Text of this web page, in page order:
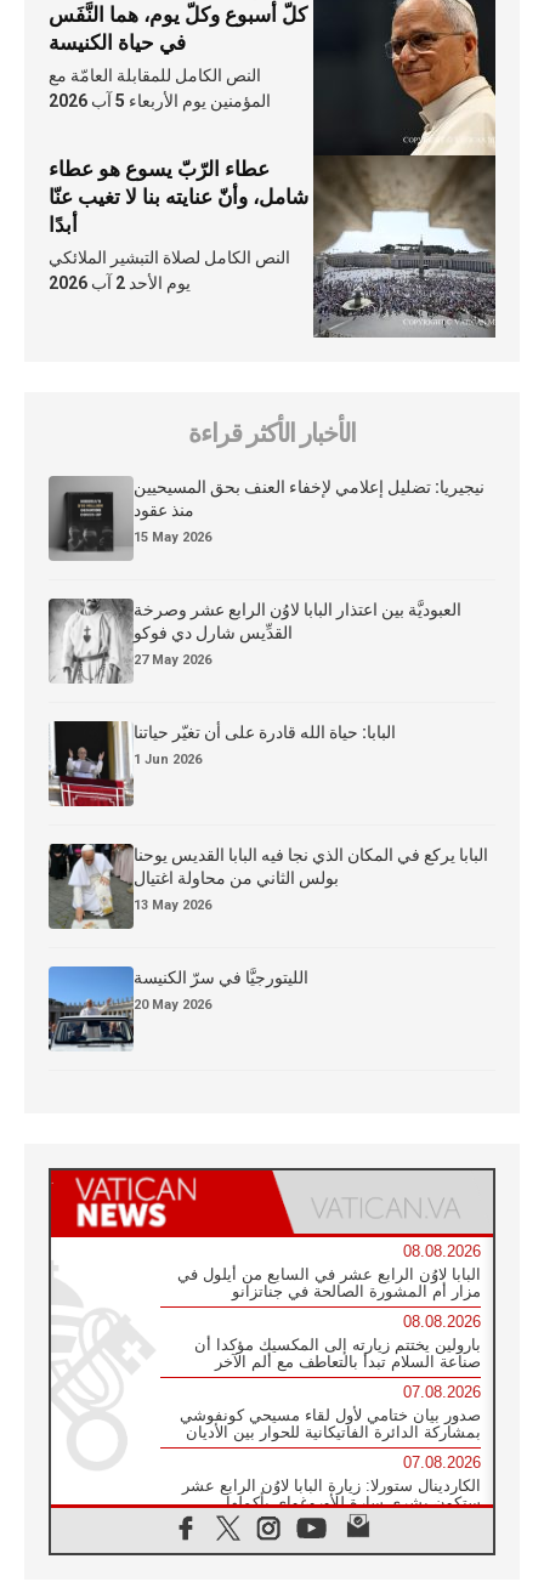
كلّ أسبوع وكلّ يوم، هما النَّفَس
في حياة الكنيسة
النص الكامل للمقابلة العامّة مع
المؤمنين يوم الأربعاء 5 آب 2026
عطاء الرّبّ يسوع هو عطاء
شامل، وأنّ عنايته بنا لا تغيب عنّا
أبدًا
النص الكامل لصلاة التبشير الملائكي
يوم الأحد 2 آب 2026
الأخبار الأكثر قراءة
نيجيريا: تضليل إعلامي لإخفاء العنف بحق المسيحيين
منذ عقود
15 May 2026
العبوديَّة بين اعتذار البابا لاوُن الرابع عشر وصرخة
القدِّيس شارل دي فوكو
27 May 2026
البابا: حياة الله قادرة على أن تغيّر حياتنا
1 Jun 2026
البابا يركع في المكان الذي نجا فيه البابا القديس يوحنا
بولس الثاني من محاولة اغتيال
13 May 2026
الليتورجيَّا في سرّ الكنيسة
20 May 2026
08.08.2026
البابا لاوُن الرابع عشر في السابع من أيلول في
مزار أم المشورة الصالحة في جناتزانو
08.08.2026
بارولين يختتم زيارته إلى المكسيك مؤكدا أن
صناعة السلام تبدأ بالتعاطف مع ألم الآخر
07.08.2026
صدور بيان ختامي لأول لقاء مسيحي كونفوشي
بمشاركة الدائرة الفاتيكانية للحوار بين الأديان
07.08.2026
الكاردينال ستورلا: زيارة البابا لاوُن الرابع عشر
ستكون بشرى سارة للأوروغواي بأكملها
الفاتيكان يعلن برنامج الزيارة الرسولية للبابا لاوُن